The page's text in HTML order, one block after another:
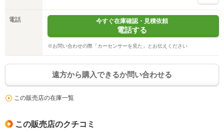
電話 今すぐ在庫確認・見積依頼
電話する
※お問い合わせの際「カーセンサーを見た」とお伝えください
遠方から購入できるか問い合わせる
この販売店の在庫一覧
この販売店のクチコミ